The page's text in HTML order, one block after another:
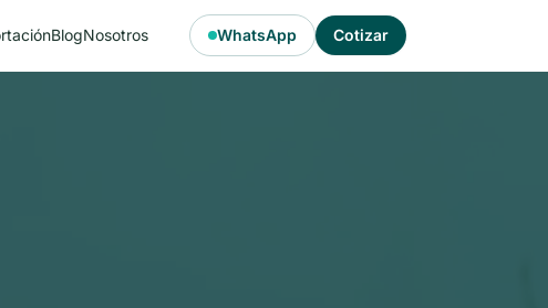
BlogNosotros WhatsApp Cotizar